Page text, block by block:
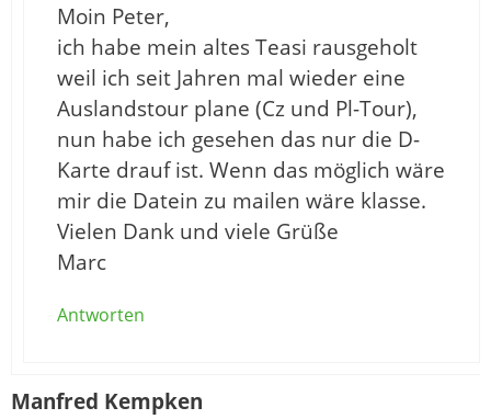
Moin Peter,
ich habe mein altes Teasi rausgeholt
weil ich seit Jahren mal wieder eine
Auslandstour plane (Cz und Pl-Tour),
nun habe ich gesehen das nur die D-
Karte drauf ist. Wenn das möglich wäre
mir die Datein zu mailen wäre klasse.
Vielen Dank und viele Grüße
Marc
Antworten
Manfred Kempken